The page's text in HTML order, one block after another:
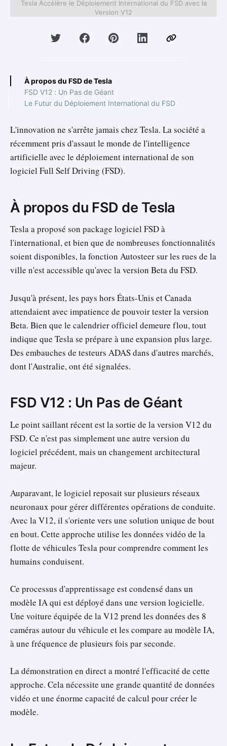
Tesla Accélère le Déploiement International du FSD avec la
Version V12
À propos du FSD de Tesla
FSD V12 : Un Pas de Géant
Le Futur du Déploiement International du FSD
L'innovation ne s'arrête jamais chez Tesla. La société a
récemment pris d'assaut le monde de l'intelligence
artificielle avec le déploiement international de son
logiciel Full Self Driving (FSD).
À propos du FSD de Tesla
Tesla a proposé son package logiciel FSD à
l'international, et bien que de nombreuses fonctionnalités
soient disponibles, la fonction Autosteer sur les rues de la
ville n'est accessible qu'avec la version Beta du FSD.
Jusqu'à présent, les pays hors États-Unis et Canada
attendaient avec impatience de pouvoir tester la version
Beta. Bien que le calendrier officiel demeure flou, tout
indique que Tesla se prépare à une expansion plus large.
Des embauches de testeurs ADAS dans d'autres marchés,
dont l'Australie, ont été signalées.
FSD V12 : Un Pas de Géant
Le point saillant récent est la sortie de la version V12 du
FSD. Ce n'est pas simplement une autre version du
logiciel précédent, mais un changement architectural
majeur.
Auparavant, le logiciel reposait sur plusieurs réseaux
neuronaux pour gérer différentes opérations de conduite.
Avec la V12, il s'oriente vers une solution unique de bout
en bout. Cette approche utilise les données vidéo de la
flotte de véhicules Tesla pour comprendre comment les
humains conduisent.
Ce processus d'apprentissage est condensé dans un
modèle IA qui est déployé dans une version logicielle.
Une voiture équipée de la V12 prend les données des 8
caméras autour du véhicule et les compare au modèle IA,
à une fréquence de plusieurs fois par seconde.
La démonstration en direct a montré l'efficacité de cette
approche. Cela nécessite une grande quantité de données
vidéo et une énorme capacité de calcul pour créer le
modèle.